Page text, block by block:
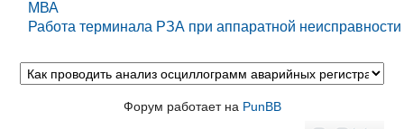
МВА
Работа терминала РЗА при аппаратной неисправности
Форум работает на PunBB